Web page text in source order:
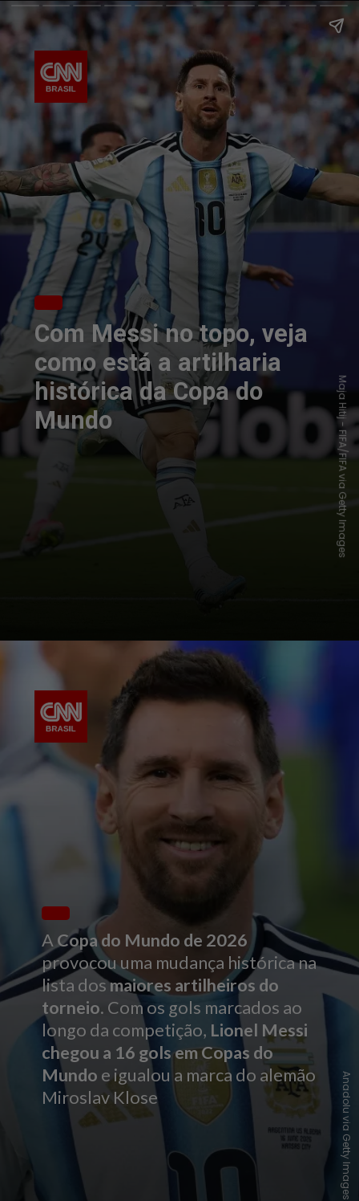
Com Messi no topo, veja
como está a artilharia
histórica da Copa do
Mundo
Maja Hitij - FIFA/FIFA via Getty Images
A Copa do Mundo de 2026
provocou uma mudança histórica na
lista dosmaiores artilheiros do
torneio. Com os gols marcados ao
longo da competição, Lionel Messi
chegou a 16 gols em Copas do
Mundo e igualou a marca do alemão
Miroslav Klose
Anadolu via Getty Images